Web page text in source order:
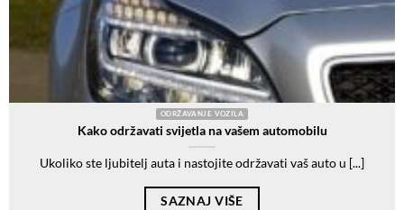
ODRŽAVANJE VOZILA
Kako održavati svijetla na vašem automobilu
Ukoliko ste ljubitelj auta i nastojite održavati vaš auto u [...]
SAZNAJ VIŠE